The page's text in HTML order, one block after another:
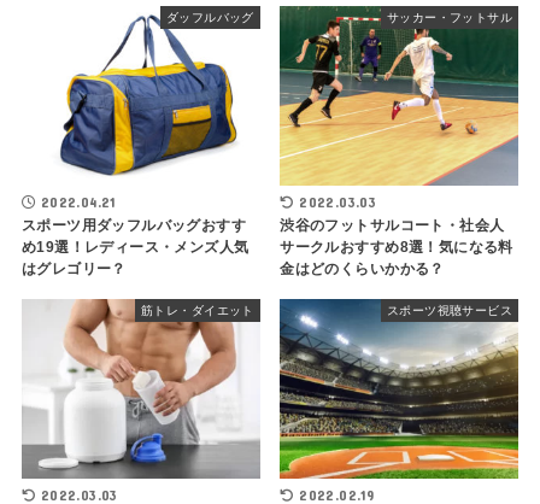
ダッフルバッグ
2022.04.21
スポーツ用ダッフルバッグおすす
め19選！レディース・メンズ人気
はグレゴリー？
サッカー・フットサル
2022.03.03
渋谷のフットサルコート・社会人
サークルおすすめ8選！気になる料
金はどのくらいかかる？
筋トレ・ダイエット
2022.03.03
スポーツ視聴サービス
2022.02.19